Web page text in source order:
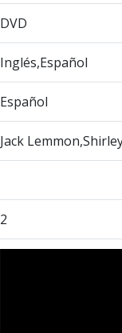
DVD
Inglés,Español
Español
Jack
2